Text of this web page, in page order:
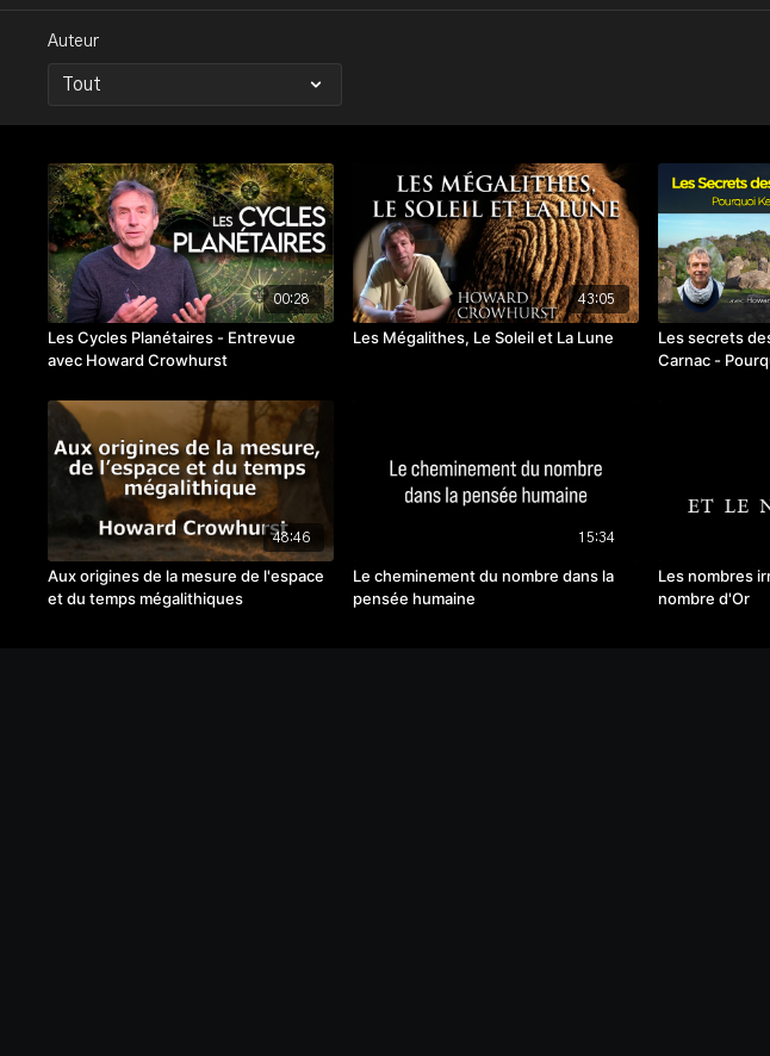
Auteur
00:28
Les Cycles Planétaires - Entrevue
avec Howard Crowhurst
43:05
Les Mégalithes, Le Soleil et La Lune
Les secrets
Carnac -
48:46
Aux origines de la mesure de l'espace
et du temps mégalithiques
15:34
Le cheminement du nombre dans la
pensée humaine
Les nombres
nombre d'Or